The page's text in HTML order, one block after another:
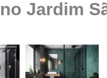
Box Vidro
Box
Box
Jardim